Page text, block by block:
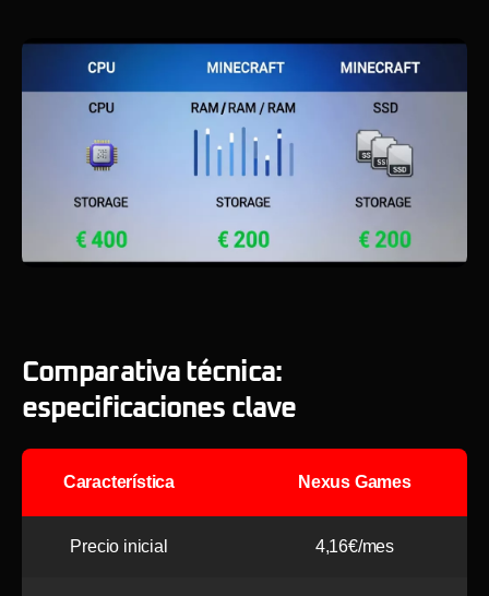
Comparativa técnica:
especificaciones clave
Característica Nexus Games
Precio inicial 4,16€/mes